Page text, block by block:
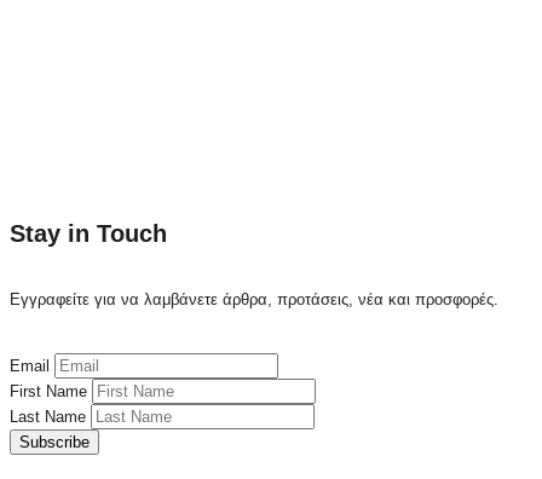
Stay in Touch
Εγγραφείτε για να λαμβάνετε άρθρα, προτάσεις, νέα και προσφορές.
Email
First Name
Last Name
Subscribe